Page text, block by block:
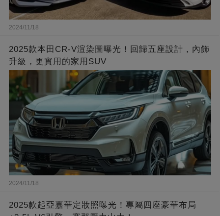
2024/11/18
2025款本田CR-V渲染圖曝光！回歸五座設計，內飾
升級，更實用的家用SUV
2024/11/18
2025款起亞嘉華定妝照曝光！專屬四座豪華布局